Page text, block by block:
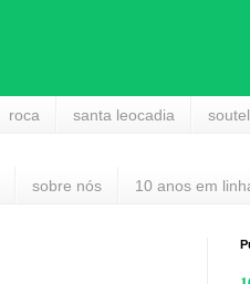
roca santa leocadia
sobre nós 10 anos em